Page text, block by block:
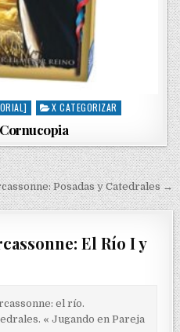
X CATEGORIZAR
Posadas y Catedrales →
El Río I y
el río.
« Jugando en Pareja